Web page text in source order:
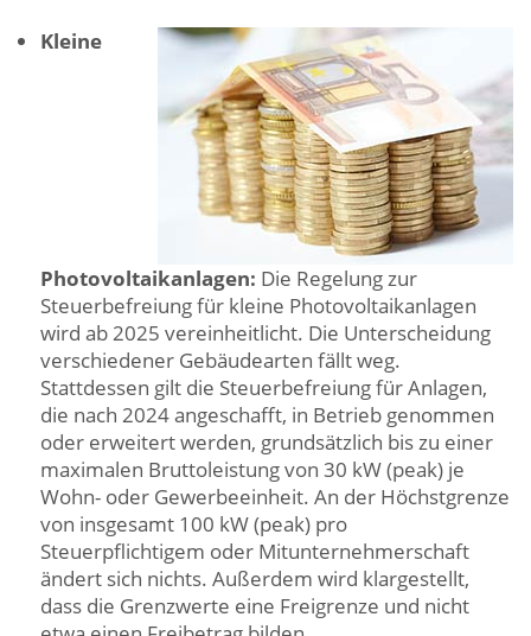
Kleine
Photovoltaikanlagen: Die Regelung zur
Steuerbefreiung für kleine Photovoltaikanlagen
wird ab 2025 vereinheitlicht. Die Unterscheidung
verschiedener Gebäudearten fällt weg.
Stattdessen gilt die Steuerbefreiung für Anlagen,
die nach 2024 angeschafft, in Betrieb genommen
oder erweitert werden, grundsätzlich bis zu einer
maximalen Bruttoleistung von 30 kW (peak) je
Wohn- oder Gewerbeeinheit. An der Höchstgrenze
von insgesamt 100 kW (peak) pro
Steuerpflichtigem oder Mitunternehmerschaft
ändert sich nichts. Außerdem wird klargestellt,
dass die Grenzwerte eine Freigrenze und nicht